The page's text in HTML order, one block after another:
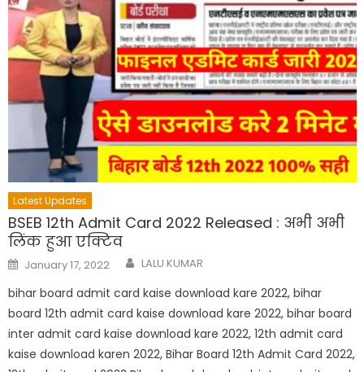
Latest Updates
BSEB 12th Admit Card 2022 Released : अभी अभी
लिंक हुआ एक्टिव
Posted
on
January 17, 2022 Author
LALU KUMAR
bihar board admit card kaise download kare 2022, bihar
board 12th admit card kaise download kare 2022, bihar board
inter admit card kaise download kare 2022, 12th admit card
kaise download karen 2022, Bihar Board 12th Admit Card 2022,